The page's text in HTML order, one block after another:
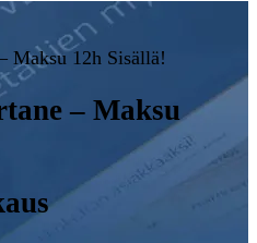
Maksu 12h Sisällä!
– Maksu